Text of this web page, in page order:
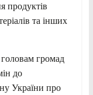
продуктів
та інших
головам громад
до
України про